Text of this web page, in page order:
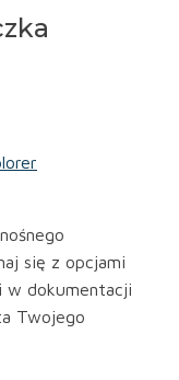
się z opcjami
w dokumentacji
Twojego